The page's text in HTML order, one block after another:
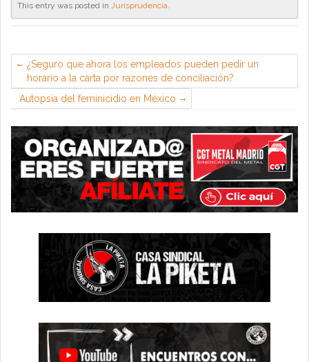
This entry was posted in Jurisprudencia.
¿Seguro que ahora los empleados pueden pedir un
horario a la carta por razones de conciliación?
Autopsia del feminicidio en México